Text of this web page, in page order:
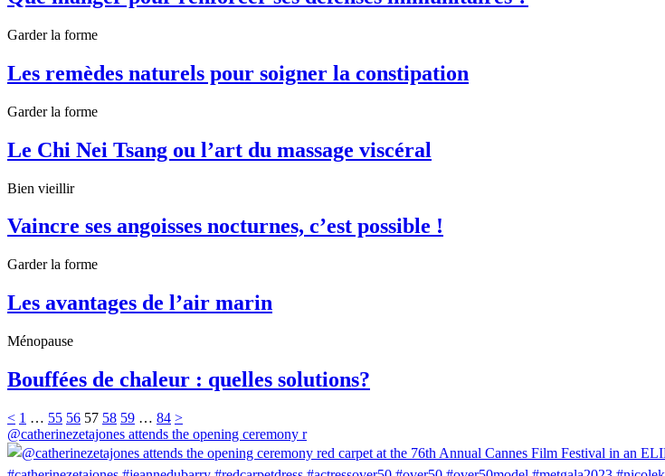
Garder la forme
Les remèdes naturels pour soigner la constipation
Garder la forme
Le Chi Nei Tsang ou l’art du massage viscéral
Bien vieillir
Vaincre ses angoisses nocturnes, c’est possible !
Garder la forme
Les avantages de l’air marin
Ménopause
Bouffées de chaleur : quelles solutions?
< 1 … 55 56 57 58 59 … 84 >
@catherinezetajones attends the opening ceremony r